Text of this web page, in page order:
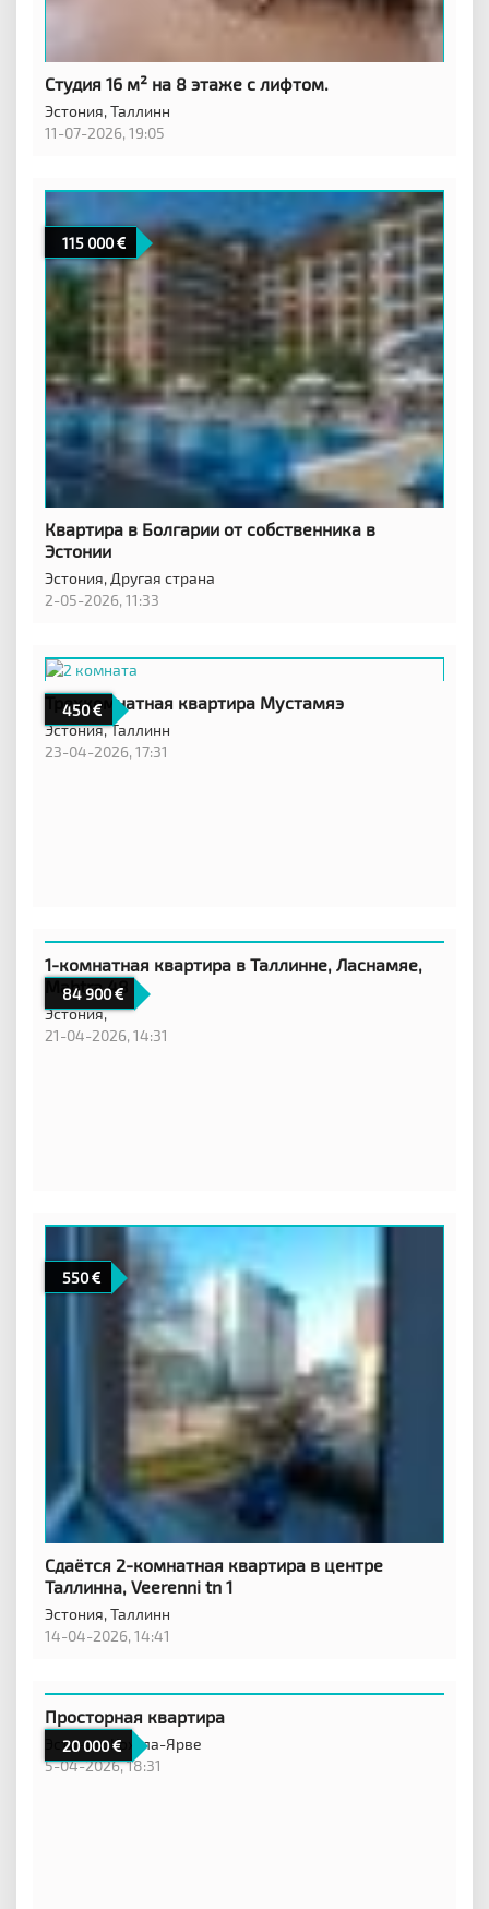
Студия 16 м² на 8 этаже с лифтом.
Эстония,Таллинн
11-07-2026, 19:05
115 000
Квартира в Болгарии от собственника в
Эстонии
Эстония,Другая страна
2-05-2026, 11:33
450
Трехкомнатная квартира Мустамяэ
Эстония,Таллинн
23-04-2026, 17:31
84 900
1-комнатная квартира в Таллинне, Ласнамяе,
Mahtra 48
Эстония,
21-04-2026, 14:31
550
Сдаётся 2-комнатная квартира в центре
Таллинна, Veerenni tn 1
Эстония,Таллинн
14-04-2026, 14:41
20 000
Просторная квартира
Эстония,Кохтла-Ярве
5-04-2026, 18:31